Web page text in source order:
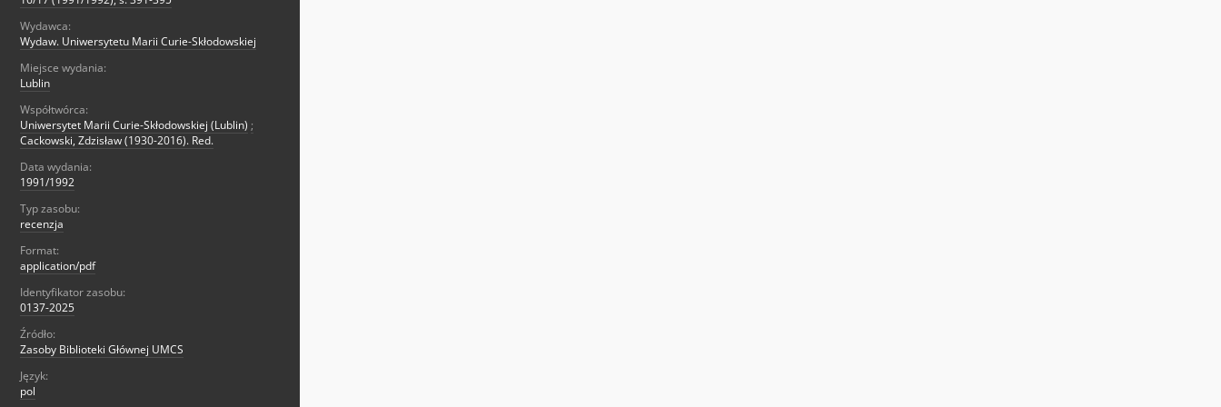
Wydawca:
Wydaw. Uniwersytetu Marii Curie-Skłodowskiej
Miejsce wydania:
Lublin
Współtwórca:
Uniwersytet Marii Curie-Skłodowskiej (Lublin) ;
Cackowski, Zdzisław (1930-2016). Red.
Data wydania:
1991/1992
Typ zasobu:
recenzja
Format:
application/pdf
Identyfikator zasobu:
0137-2025
Źródło:
Zasoby Biblioteki Głównej UMCS
Język:
pol